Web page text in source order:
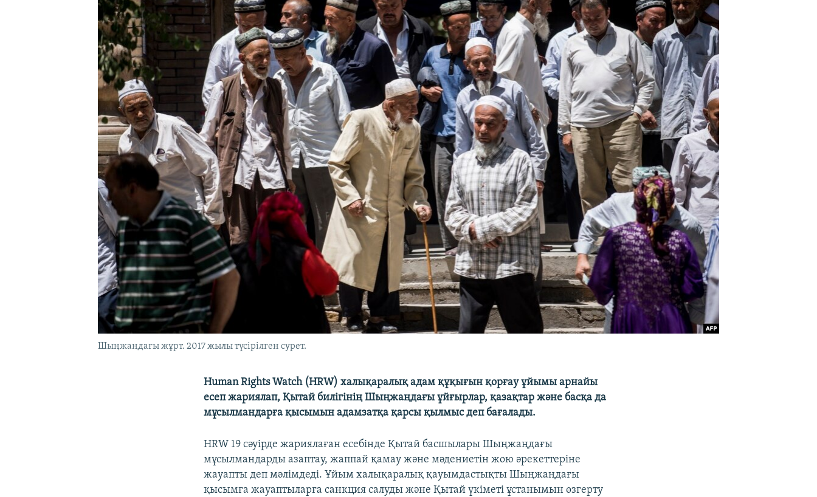
Шыңжаңдағы жұрт. 2017 жылы түсірілген сурет.
Human Rights Watch (HRW) халықаралық адам құқығын қорғау ұйымы арнайы
есеп жариялап, Қытай билігінің Шыңжаңдағы ұйғырлар, қазақтар және басқа да
мұсылмандарға қысымын адамзатқа қарсы қылмыс деп бағалады.
HRW 19 сәуірде жариялаған есебінде Қытай басшылары Шыңжаңдағы
мұсылмандарды азаптау, жаппай қамау және мәдениетін жою әрекеттеріне
жауапты деп мәлімдеді. Ұйым халықаралық қауымдастықты Шыңжаңдағы
қысымға жауаптыларға санкция салуды және Қытай үкіметі ұстанымын өзгерту